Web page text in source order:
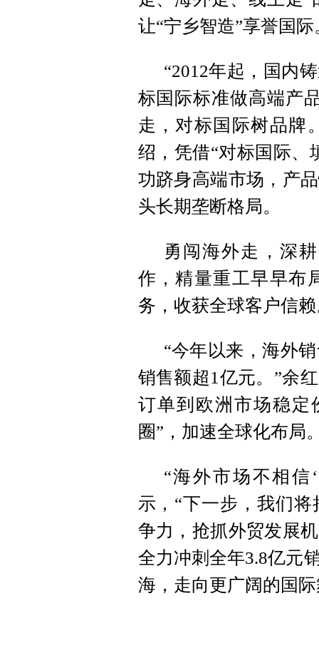
让“宁乡智造”享誉国际
“2012年起，国内
标国际标准做高端产
走，对标国际树品牌
绍，凭借“对标国际、
功跻身高端市场，产
头长期垄断格局。
勇闯海外走，深
作，精量重工早早布
务，收获全球客户信
“今年以来，海外
销售额超1亿元。”余
订单到欧洲市场稳定
圈”，加速全球化布局
“海外市场不相信
示，“下一步，我们
争力，抢抓外贸发展
全力冲刺全年3.8亿元
海，走向更广阔的国